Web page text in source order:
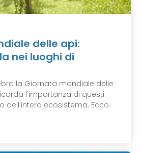
delle api:
nei luoghi di
la Giornata mondiale delle
l'importanza di questi
dell'intero ecosistema. Ecco